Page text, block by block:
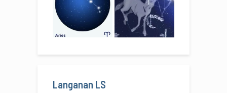
Langanan LS